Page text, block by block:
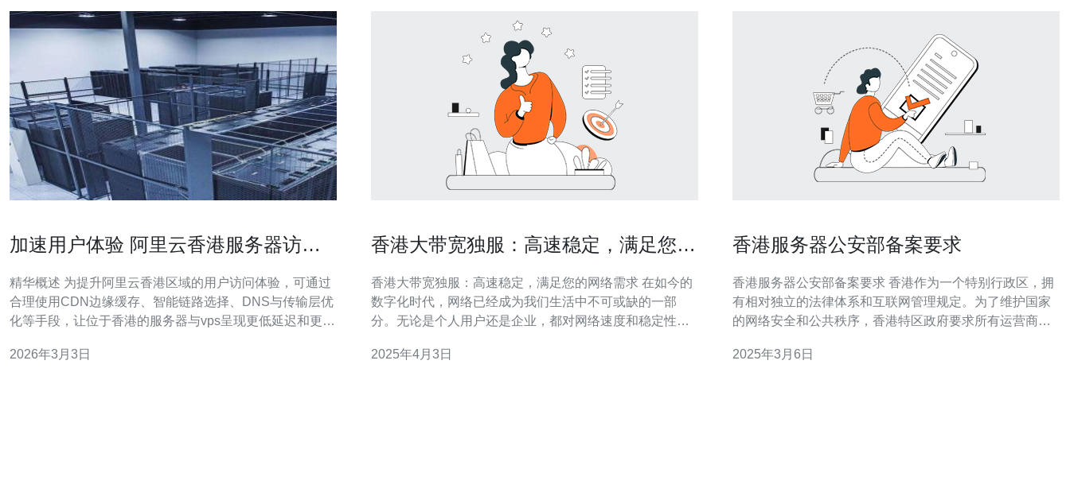
加速用户体验 阿里云香港服务器访问
精华概述 为提升阿里云香港区域的用户访问体验，可通过
合理使用CDN边缘缓存、智能链路选择、DNS与传输层优
化等手段，让位于香港的服务器与vps呈现更低延迟和更高
路策略、DDoS防御与监控的关键做法，并说明为什么选
2026年3月3日
香港大带宽独服：高速稳定，满足您的
香港大带宽独服：高速稳定，满足您的网络需求 在如今的
数字化时代，网络已经成为我们生活中不可或缺的一部
分。无论是个人用户还是企业，都对网络速度和稳定性有
设计的。 香港作为国际金融中心，拥有先进的网络基础设
2025年4月3日
香港服务器公安部备案要求
香港服务器公安部备案要求 香港作为一个特别行政区，拥
有相对独立的法律体系和互联网管理规定。为了维护国家
的网络安全和公共秩序，香港特区政府要求所有运营商和
程相对简单。以下是一般的步骤： 注册一个香港公司并获
2025年3月6日